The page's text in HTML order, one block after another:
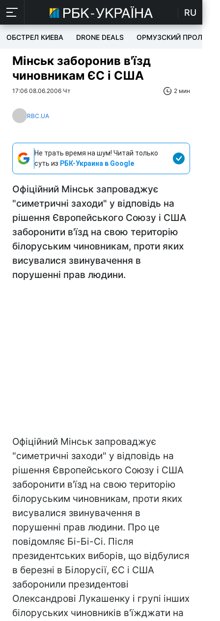
RU
ОБСТРЕЛ КИЕВА DRONE DEALS ОРМУЗСКИЙ ПРОЛИВ
Мінськ заборонив в'їзд
чиновникам ЄС і США
17:06 08.06.2006 Чт 2 мин
RBC.UA
Не трать время на шум! Читай только
суть из РБК-Украина в Google
Офіційний Мінськ запроваджує
"симетричні заходи" у відповідь на
рішення Європейського Союзу і США
заборонити в'їзд на свою територію
білоруським чиновникам, проти яких
висувалися звинувачення в
порушенні прав людини.
Офіційний Мінськ запроваджує
"симетричні заходи" у відповідь на
рішення Європейського Союзу і США
заборонити в'їзд на свою територію
білоруським чиновникам, проти яких
висувалися звинувачення в
порушенні прав людини. Про це
повідомляє Бі-Бі-Сі. Після
президентських виборів, що відбулися
в березні в Білорусії, ЄС і США
заборонили президентові
Олександрові Лукашенку і групі інших
білоруських чиновників в'їжджати на